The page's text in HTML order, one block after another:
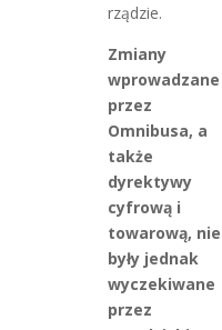
rządzie.
Zmiany
wprowadzane
przez
Omnibusa, a
także
dyrektywy
cyfrową i
towarową, nie
były jednak
wyczekiwane
przez